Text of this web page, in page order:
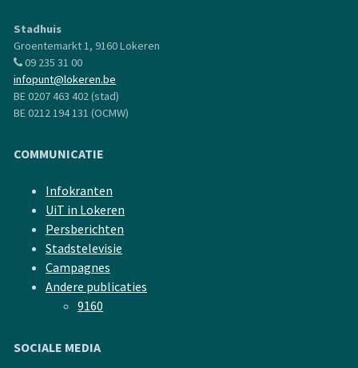
Stadhuis
Groentemarkt 1, 9160 Lokeren
09 235 31 00
infopunt@lokeren.be
BE 0207 463 402 (stad)
BE 0212 194 131 (OCMW)
COMMUNICATIE
Infokranten
UiT in Lokeren
Persberichten
Stadstelevisie
Campagnes
Andere publicaties
9160
SOCIALE MEDIA